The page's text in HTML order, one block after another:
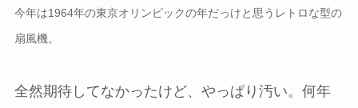
今年は1964年の東京オリンピックの年だっけと思うレトロな型の
扇風機。
全然期待してなかったけど、やっぱり汚い。何年